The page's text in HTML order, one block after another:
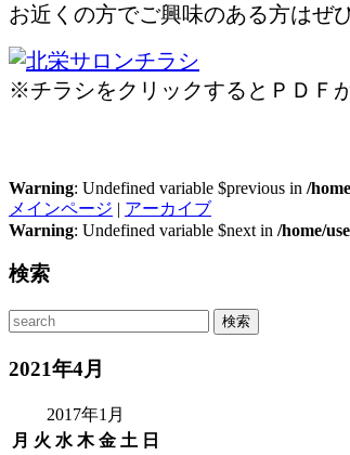
お近くの方でご興味のある方はぜ
※チラシをクリックするとＰＤＦ
Warning: Undefined variable $previous in /
メインページ | アーカイブ
Warning: Undefined variable $next in /home/
検索
2021年4月
2017年1月
月 火 水 木 金 土 日